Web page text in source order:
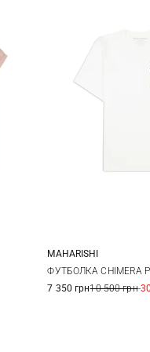
S M
MAHARISHI
ФУТБОЛКА CHIMERA
7 350 грн10 500 грн-